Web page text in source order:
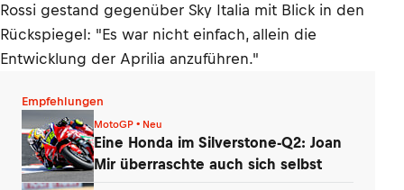
Rossi gestand gegenüber Sky Italia mit Blick in den
Rückspiegel: "Es war nicht einfach, allein die
Entwicklung der Aprilia anzuführen."
Empfehlungen
MotoGP • Neu
Eine Honda im Silverstone-Q2: Joan
Mir überraschte auch sich selbst